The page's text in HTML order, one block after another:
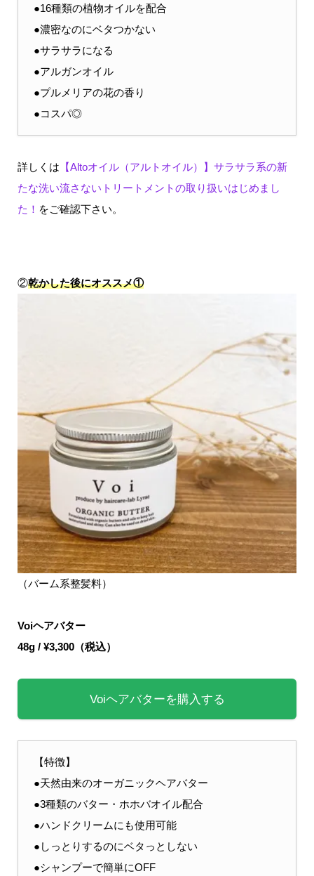
●16種類の植物オイルを配合
●濃密なのにベタつかない
●サラサラになる
●アルガンオイル
●プルメリアの花の香り
●コスパ◎
詳しくは 【Altoオイル（アルトオイル）】サラサラ系の新
たな洗い流さないトリートメントの取り扱いはじめまし
た！ をご確認下さい。
②乾かした後にオススメ①
（バーム系整髪料）
Voiヘアバター
48g / ¥3,300（税込）
Voiヘアバターを購入する
【特徴】
●天然由来のオーガニックヘアバター
●3種類のバター・ホホバオイル配合
●ハンドクリームにも使用可能
●しっとりするのにベタっとしない
●シャンプーで簡単にOFF